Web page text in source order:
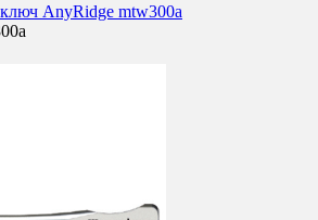
AnyRidge mtw300a